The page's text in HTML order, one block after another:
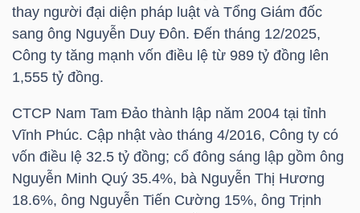
thay người đại diện pháp luật và Tổng Giám đốc
sang ông Nguyễn Duy Đôn. Đến tháng 12/2025,
Công ty tăng mạnh vốn điều lệ từ 989 tỷ đồng lên
1,555 tỷ đồng.
CTCP Nam Tam Đảo thành lập năm 2004 tại tỉnh
Vĩnh Phúc. Cập nhật vào tháng 4/2016, Công ty có
vốn điều lệ 32.5 tỷ đồng; cổ đông sáng lập gồm ông
Nguyễn Minh Quý 35.4%, bà Nguyễn Thị Hương
18.6%, ông Nguyễn Tiến Cường 15%, ông Trịnh
PHIẾU
CÔNG
CỤ
ĐẦU
TƯ